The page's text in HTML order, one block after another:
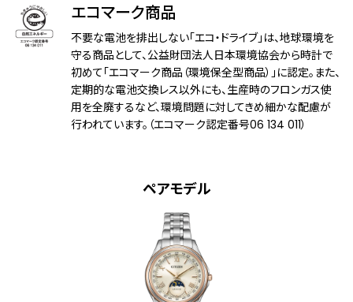
防水性能 10気圧防水
アレルギーレベル 耐ニッケルアレルギー
１種耐磁
充電警告機能
過充電防止機能
パワーセーブ機能
フル充電時約2.5年可動(パワーセーブ作
動時)
エコマーク商品
不要な電池を排出しない「エコ・ドライブ」は、地球環境を
守る商品として、公益財団法人日本環境協会から時計で
初めて「エコマーク商品（環境保全型商品）」に認定。また、
定期的な電池交換レス以外にも、生産時のフロンガス使
用を全廃するなど、環境問題に対してきめ細かな配慮が
行われています。（エコマーク認定番号06 134 011）
ペアモデル